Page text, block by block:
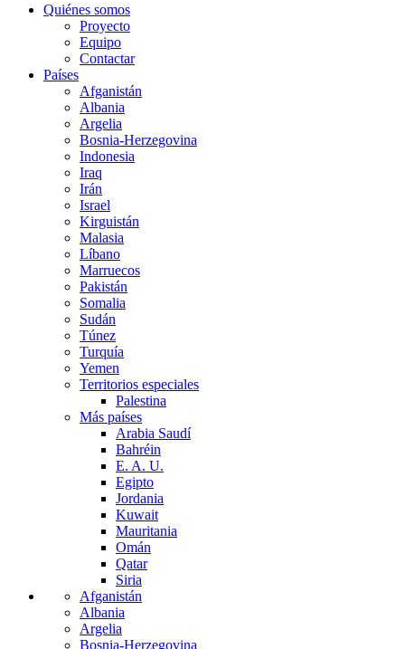
Quiénes somos
Proyecto
Equipo
Contactar
Países
Afganistán
Albania
Argelia
Bosnia-Herzegovina
Indonesia
Iraq
Irán
Israel
Kirguistán
Malasia
Líbano
Marruecos
Pakistán
Somalia
Sudán
Túnez
Turquía
Yemen
Territorios especiales
Palestina
Más países
Arabia Saudí
Bahréin
E. A. U.
Egipto
Jordania
Kuwait
Mauritania
Omán
Qatar
Siria
Afganistán
Albania
Argelia
Bosnia-Herzegovina